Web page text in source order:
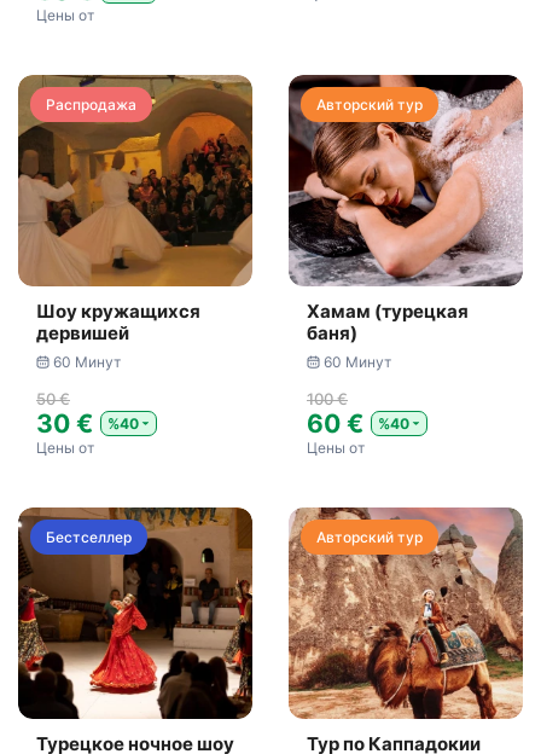
Цены от
Распродажа
Шоу кружащихся
дервишей
60 Минут
50 €
30 €
%40
Цены от
Авторский тур
Хамам (турецкая
баня)
60 Минут
100 €
60 €
%40
Цены от
Бестселлер
Турецкое ночное шоу
Авторский тур
Тур по Каппадокии